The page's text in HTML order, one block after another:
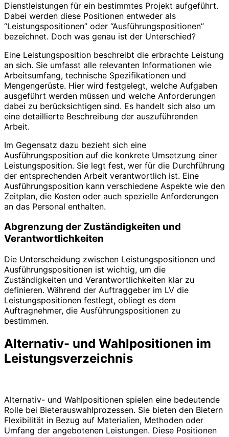
Dienstleistungen für ein bestimmtes Projekt aufgeführt.
Dabei werden diese Positionen entweder als
“Leistungspositionen” oder “Ausführungspositionen”
bezeichnet. Doch was genau ist der Unterschied?
Eine Leistungsposition beschreibt die erbrachte Leistung
an sich. Sie umfasst alle relevanten Informationen wie
Arbeitsumfang, technische Spezifikationen und
Mengengerüste. Hier wird festgelegt, welche Aufgaben
ausgeführt werden müssen und welche Anforderungen
dabei zu berücksichtigen sind. Es handelt sich also um
eine detaillierte Beschreibung der auszuführenden
Arbeit.
Im Gegensatz dazu bezieht sich eine
Ausführungsposition auf die konkrete Umsetzung einer
Leistungsposition. Sie legt fest, wer für die Durchführung
der entsprechenden Arbeit verantwortlich ist. Eine
Ausführungsposition kann verschiedene Aspekte wie den
Zeitplan, die Kosten oder auch spezielle Anforderungen
an das Personal enthalten.
Abgrenzung der Zuständigkeiten und
Verantwortlichkeiten
Die Unterscheidung zwischen Leistungspositionen und
Ausführungspositionen ist wichtig, um die
Zuständigkeiten und Verantwortlichkeiten klar zu
definieren. Während der Auftraggeber im LV die
Leistungspositionen festlegt, obliegt es dem
Auftragnehmer, die Ausführungspositionen zu
bestimmen.
Alternativ- und Wahlpositionen im
Leistungsverzeichnis
Alternativ- und Wahlpositionen spielen eine bedeutende
Rolle bei Bieterauswahlprozessen. Sie bieten den Bietern
Flexibilität in Bezug auf Materialien, Methoden oder
Umfang der angebotenen Leistungen. Diese Positionen